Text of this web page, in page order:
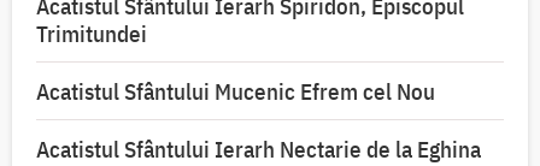
Acatistul Sfântului Ierarh Spiridon, Episcopul
Trimitundei
Acatistul Sfântului Mucenic Efrem cel Nou
Acatistul Sfântului Ierarh Nectarie de la Eghina